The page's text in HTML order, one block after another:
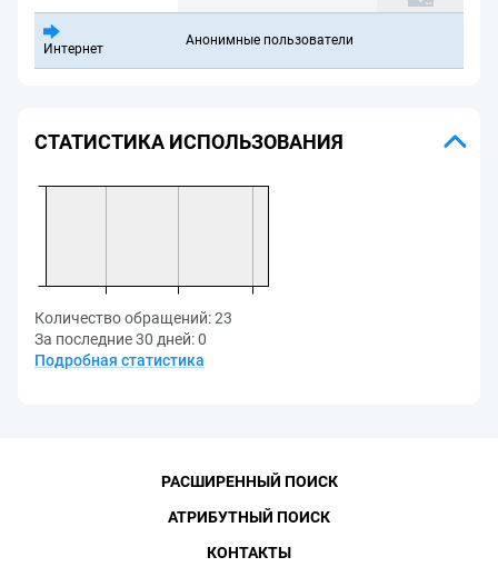
Интернет
Анонимные пользователи
СТАТИСТИКА ИСПОЛЬЗОВАНИЯ
Количество обращений:23
За последние 30 дней:0
Подробная статистика
РАСШИРЕННЫЙ ПОИСК
АТРИБУТНЫЙ ПОИСК
КОНТАКТЫ